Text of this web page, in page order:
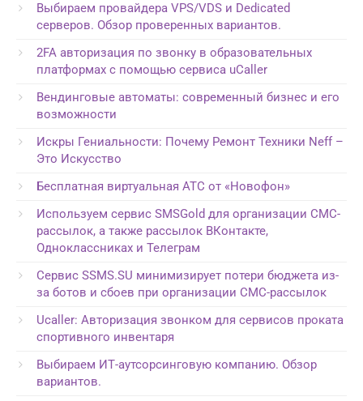
Выбираем провайдера VPS/VDS и Dedicated
серверов. Обзор проверенных вариантов.
2FA авторизация по звонку в образовательных
платформах с помощью сервиса uCaller
Вендинговые автоматы: современный бизнес и его
возможности
Искры Гениальности: Почему Ремонт Техники Neff –
Это Искусство
Бесплатная виртуальная АТС от «Новофон»
Используем сервис SMSGold для организации СМС-
рассылок, а также рассылок ВКонтакте,
Одноклассниках и Телеграм
Сервис SSMS.SU минимизирует потери бюджета из-
за ботов и сбоев при организации СМС-рассылок
Ucaller: Авторизация звонком для сервисов проката
спортивного инвентаря
Выбираем ИТ-аутсорсинговую компанию. Обзор
вариантов.